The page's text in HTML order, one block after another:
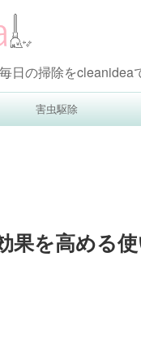
をcleanideaで楽しく
害虫駆除
果を高める